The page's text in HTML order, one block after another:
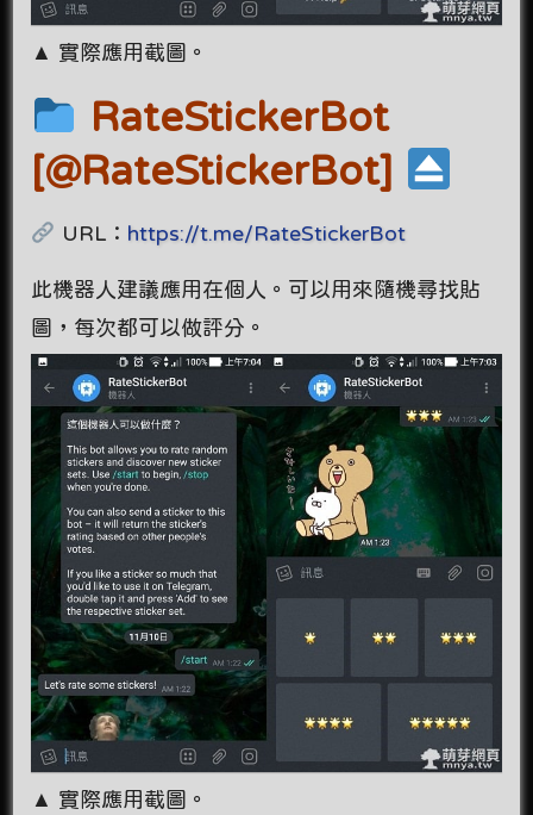
▲ 實際應用截圖。
RateStickerBot
[@RateStickerBot]
URL： https://t.me/RateStickerBot
此機器人建議應用在個人。可以用來隨機尋找貼
圖，每次都可以做評分。
▲ 實際應用截圖。